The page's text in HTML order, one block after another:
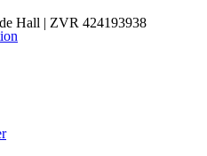
Hall | ZVR 424193938